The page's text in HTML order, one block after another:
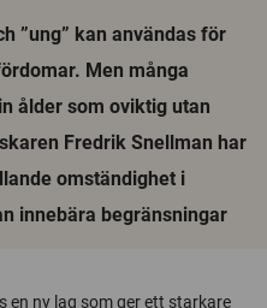
”ung” kan användas för
Men många
ålder som oviktig utan
Fredrik Snellman har
omständighet i
innebära begränsningar
en ny lag som ger ett starkare